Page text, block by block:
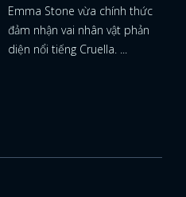
GOOGLE
Emma Stone vừa chính thức
đảm nhận vai nhân vật phản
diện nổi tiếng Cruella. ...